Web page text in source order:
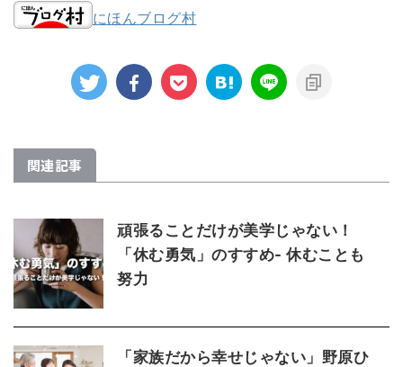
にほんブログ村
関連記事
頑張ることだけが美学じゃない！
「休む勇気」のすすめ- 休むことも
努力
「家族だから幸せじゃない」野原ひ